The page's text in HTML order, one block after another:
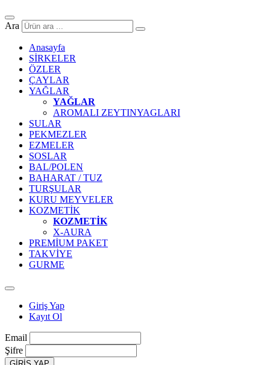
Ara
Anasayfa
SİRKELER
ÖZLER
ÇAYLAR
YAĞLAR
YAĞLAR
AROMALI ZEYTINYAGLARI
SULAR
PEKMEZLER
EZMELER
SOSLAR
BAL/POLEN
BAHARAT / TUZ
TURŞULAR
KURU MEYVELER
KOZMETİK
KOZMETİK
X-AURA
PREMİUM PAKET
TAKVİYE
GURME
Giriş Yap
Kayıt Ol
Email
Şifre